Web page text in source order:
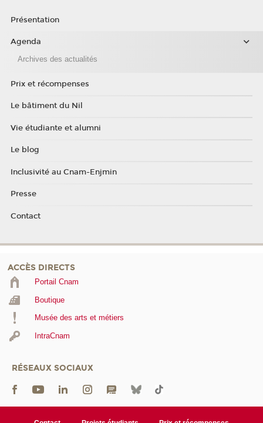
Présentation
Agenda
Archives des actualités
Prix et récompenses
Le bâtiment du Nil
Vie étudiante et alumni
Le blog
Inclusivité au Cnam-Enjmin
Presse
Contact
ACCÈS DIRECTS
Portail Cnam
Boutique
Musée des arts et métiers
IntraCnam
RÉSEAUX SOCIAUX